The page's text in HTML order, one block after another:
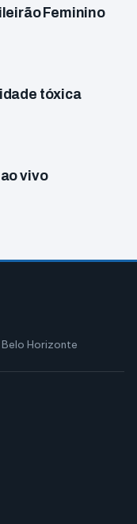
Feminino
tóxica
vivo
Horizonte